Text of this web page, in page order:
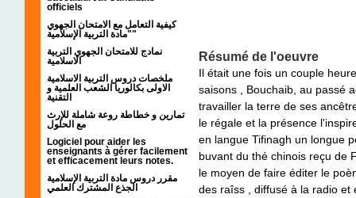
officiels
كيفية التعامل مع الامتحان الجهوي
"مادة التربية الإسلامية"
نمادج للامتحان الجهوي التربية
الاسلامية
ملخصات دروس التربية الاسلامية
الاولى بكالوريا الشعب العلمية و
التقنية
تمارين و خطاطة روعة شاملة للإرث
مع الحلول
Logiciel pour aider les
enseignants à gérer facilement
et efficacement leurs notes.
مقرر دروس مادة التربية الإسلامية
الجذع المشترك العلمي
Résumé de l'oeuvre
Il était une fois un couple
saisons , Bouchaib, au passé
travailler la terre de ses
le régale et la présence
en langue Tifinagh un longue
buvant du thé chinois reçu de
le moyen de faire éditer le
des raîss , diffusé à la radio et